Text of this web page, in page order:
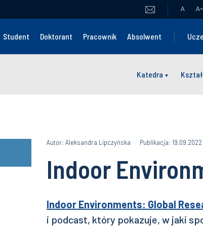
A A+
Student Doktorant Pracownik Absolwent
Katedra
Autor: Aleksandra Lipczyńska Publikacja: 19.09.2022
Indoor
Indoor Environments: Global
i podcast, który pokazuje, w jaki